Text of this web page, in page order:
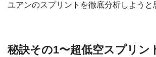
ユアンのスプリントを徹底分析しようと
秘訣その1〜超低空スプリン